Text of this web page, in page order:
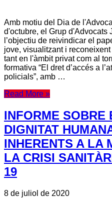
Amb motiu del Dia de
d'octubre, el Grup d'Advocats
l’objectiu de reivindicar el
jove, visualitzant i
tant en l'àmbit privat com al
formativa “El dret d’accés a
policials”, amb …
Read More »
INFORME SOBRE
DIGNITAT
INHERENTS A LA
LA CRISI
19
8 de juliol de 2020